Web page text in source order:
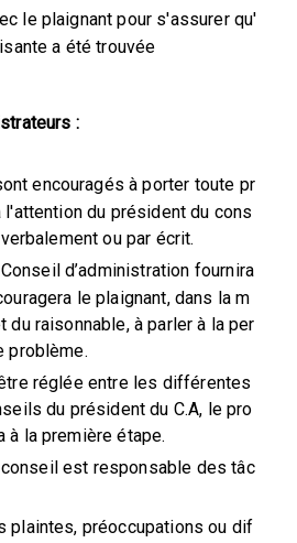
le plaignant pour s'assurer qu'
a été trouvée
:
encouragés à porter toute pr
l'attention du président du cons
ou par écrit.
d’administration fournira
le plaignant, dans la m
raisonnable, à parler à la per
problème.
réglée entre les différentes
du président du C.A, le pro
la première étape.
est responsable des tâc
plaintes, préoccupations ou dif